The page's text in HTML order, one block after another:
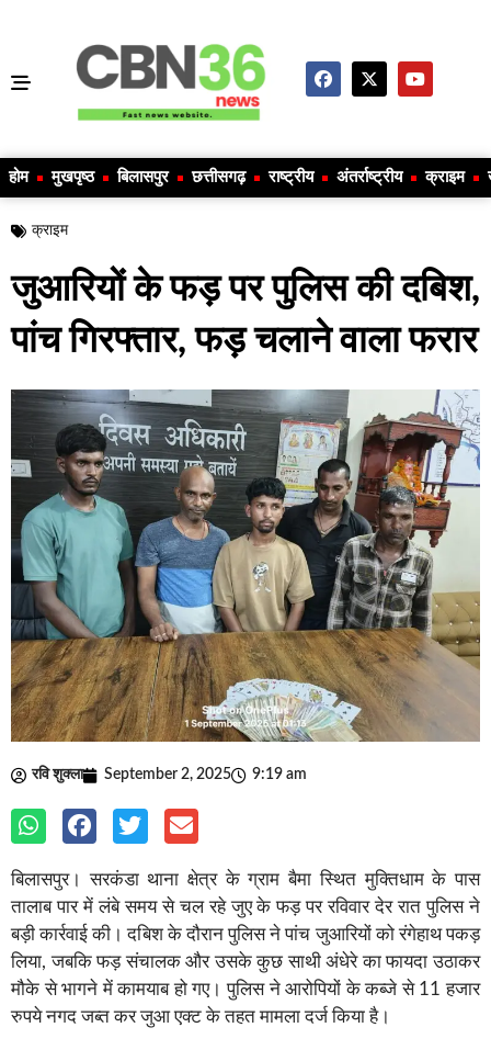
होम मुखपृष्ठ बिलासपुर छत्तीसगढ़ राष्ट्रीय अंतर्राष्ट्रीय क्राइम
क्राइम
जुआरियों के फड़ पर पुलिस की दबिश,
पांच गिरफ्तार, फड़ चलाने वाला फरार
रवि शुक्ला September 2, 2025 9:19 am
बिलासपुर। सरकंडा थाना क्षेत्र के ग्राम बैमा स्थित मुक्तिधाम के पास
तालाब पार में लंबे समय से चल रहे जुए के फड़ पर रविवार देर रात पुलिस ने
बड़ी कार्रवाई की। दबिश के दौरान पुलिस ने पांच जुआरियों को रंगेहाथ पकड़
लिया, जबकि फड़ संचालक और उसके कुछ साथी अंधेरे का फायदा उठाकर
मौके से भागने में कामयाब हो गए। पुलिस ने आरोपियों के कब्जे से 11 हजार
रुपये नगद जब्त कर जुआ एक्ट के तहत मामला दर्ज किया है।